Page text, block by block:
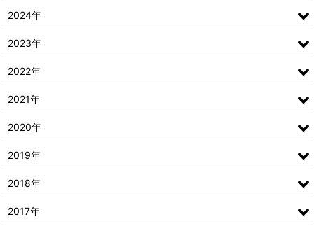
2024年
2023年
2022年
2021年
2020年
2019年
2018年
2017年